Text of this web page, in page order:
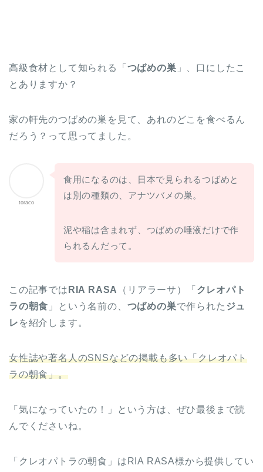
高級食材として知られる「 つばめの巣 」、口にしたこ
とありますか？
家の軒先のつばめの巣を見て、あれのどこを食べるん
だろう？って思ってました。
toraco
食用になるのは、日本で見られるつばめと
は別の種類の、アナツバメの巣。
泥や稲は含まれず、つばめの唾液だけで作
られるんだって。
この記事では RIA RASA （リアラーサ）「 クレオパト
ラの朝食 」という名前の、 つばめの巣で作られた ジュ
レ を紹介します。
女性誌や著名人のSNSなどの掲載も多い「クレオパト
ラの朝食」。
「気になっていたの！」という方は、ぜひ最後まで読
んでくださいね。
「クレオパトラの朝食」はRIA RASA様から提供してい